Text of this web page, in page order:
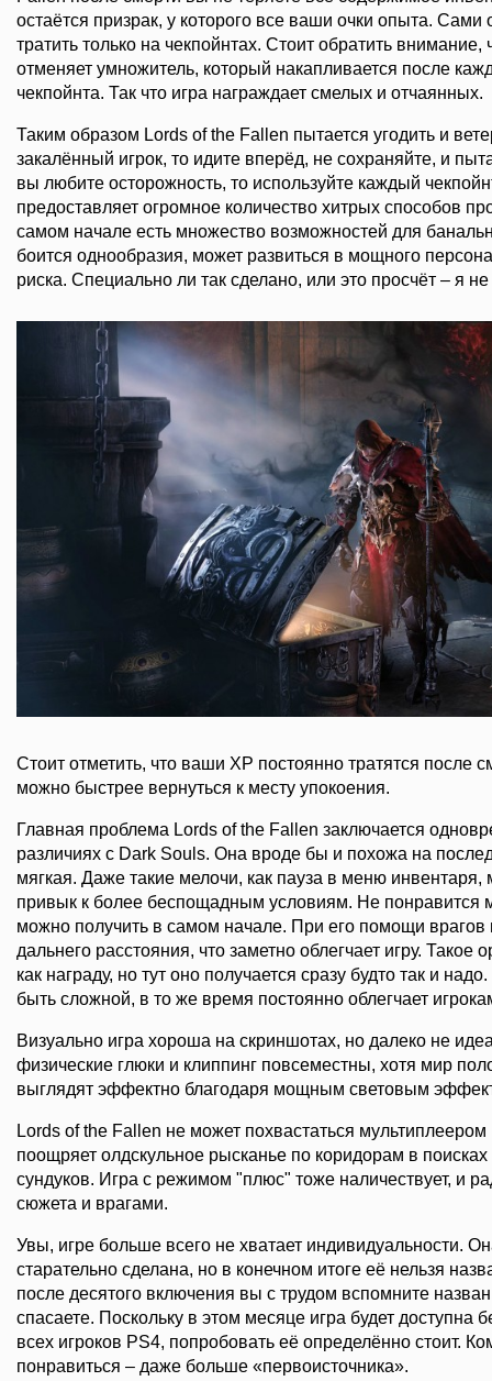
остаётся призрак, у которого все ваши очки опыта.
тратить только на чекпойнтах. Стоит обратить внимание,
отменяет умножитель, который накапливается после
чекпойнта. Так что игра награждает смелых и отчаянных.
Таким образом Lords of the Fallen пытается угодить и
закалённый игрок, то идите вперёд, не сохраняйте, и
вы любите осторожность, то используйте каждый
предоставляет огромное количество хитрых способов
самом начале есть множество возможностей для
боится однообразия, может развиться в мощного
риска. Специально ли так сделано, или это просчёт – я
Стоит отметить, что ваши XP постоянно тратятся после
можно быстрее вернуться к месту упокоения.
Главная проблема Lords of the Fallen заключается
различиях с Dark Souls. Она вроде бы и похожа на
мягкая. Даже такие мелочи, как пауза в меню инвентаря,
привык к более беспощадным условиям. Не понравится
можно получить в самом начале. При его помощи врагов
дальнего расстояния, что заметно облегчает игру.
как награду, но тут оно получается сразу будто так и
быть сложной, в то же время постоянно облегчает
Визуально игра хороша на скриншотах, но далеко не
физические глюки и клиппинг повсеместны, хотя мир
выглядят эффектно благодаря мощным световым
Lords of the Fallen не может похвастаться
поощряет олдскульное рысканье по коридорам в
сундуков. Игра с режимом "плюс" тоже наличествует, и
сюжета и врагами.
Увы, игре больше всего не хватает индивидуальности.
старательно сделана, но в конечном итоге её нельзя
после десятого включения вы с трудом вспомните
спасаете. Поскольку в этом месяце игра будет доступна
всех игроков PS4, попробовать её определённо стоит.
понравиться – даже больше «первоисточника».